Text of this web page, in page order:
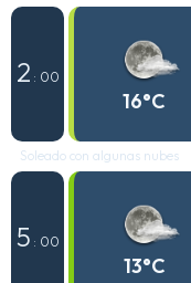
2 : 00
16°C
Soleado con algunas nubes
5 : 00
13°C